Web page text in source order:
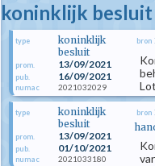
koninklijk besluit
type
koninklijk
besluit
prom. 13/09/2021
pub. 16/09/2021
numac 2021032029
bron
type
koninklijk
besluit
prom. 13/09/2021
pub. 01/10/2021
numac 2021033180
bron